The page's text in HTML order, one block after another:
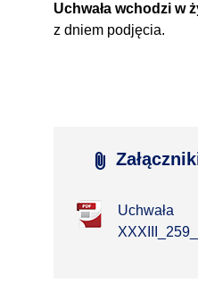
Uchwała wchodzi w
z dniem podjęcia.
attach_file
Uchwała